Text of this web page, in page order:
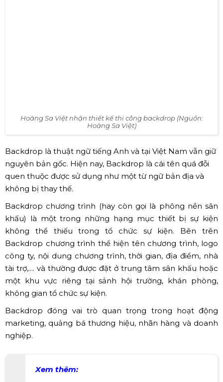
Hoàng Sa Việt nhận thiết kế thi công backdrop (Nguồn:
Backdrop là thuật ngữ tiếng Anh và tại Việt Nam vẫn giữ
nguyên bản gốc. Hiện nay, Backdrop là cái tên quá đỗi
quen thuộc được sử dụng như một từ ngữ bản địa và
không bị thay thế.
Backdrop chương trình (hay còn gọi là phông nền sân
khấu) là một trong những hạng mục thiết bị sự kiện
không thể thiếu trong tổ chức sự kiện. Bên trên
Backdrop chương trình thể hiện tên chương trình, logo
công ty, nội dung chương trình, thời gian, địa điểm, nhà
tài trợ,.... và thường được đặt ở trung tâm sân khấu hoặc